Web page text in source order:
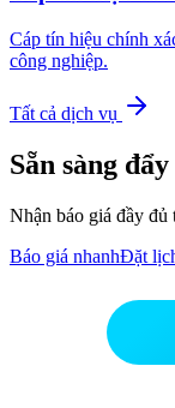
Cáp tín hiệu chính
công nghiệp.
Tất cả dịch vụ
Sẵn sàng
Nhận báo giá đầy
Báo giá nhanhĐặt